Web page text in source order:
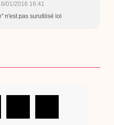
01/2016 16:41
n'est pas surutilisé lol